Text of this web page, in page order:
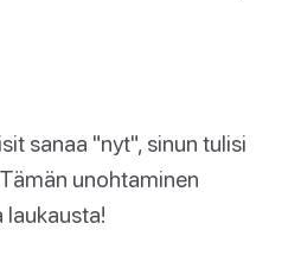
sanaa "nyt", sinun tulisi
unohtaminen
laukausta!